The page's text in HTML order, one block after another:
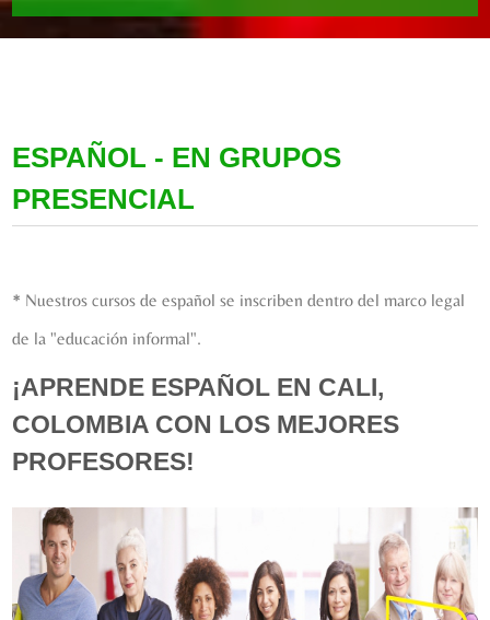
ESPAÑOL - EN GRUPOS
PRESENCIAL
* Nuestros cursos de español se inscriben dentro del marco legal
de la "educación informal".
¡APRENDE ESPAÑOL EN CALI,
COLOMBIA CON LOS MEJORES
PROFESORES!